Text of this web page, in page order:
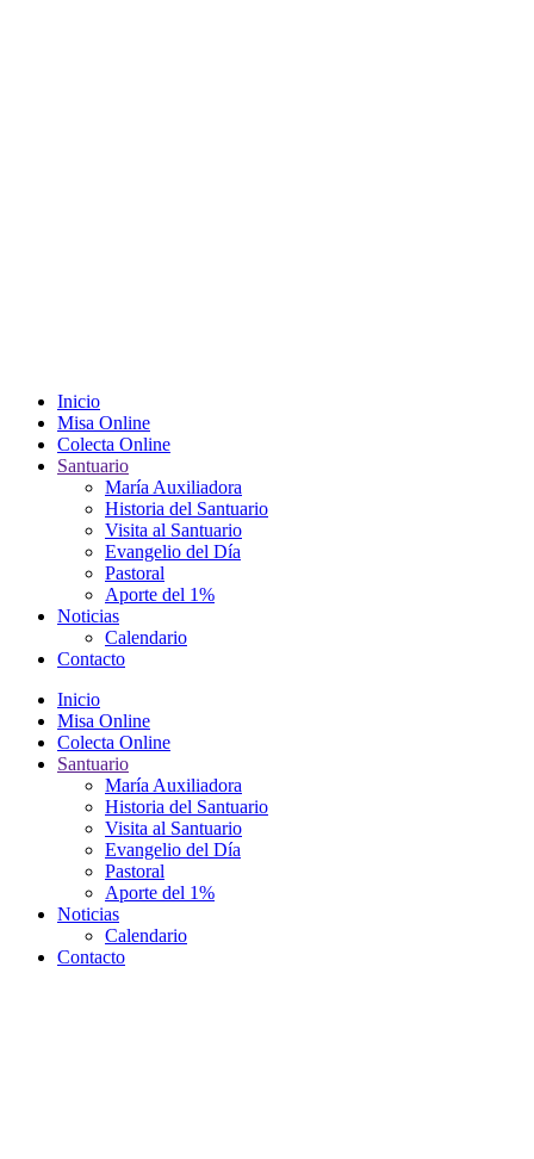
Inicio
Misa Online
Colecta Online
Santuario
María Auxiliadora
Historia del Santuario
Visita al Santuario
Evangelio del Día
Pastoral
Aporte del 1%
Noticias
Calendario
Contacto
Inicio
Misa Online
Colecta Online
Santuario
María Auxiliadora
Historia del Santuario
Visita al Santuario
Evangelio del Día
Pastoral
Aporte del 1%
Noticias
Calendario
Contacto